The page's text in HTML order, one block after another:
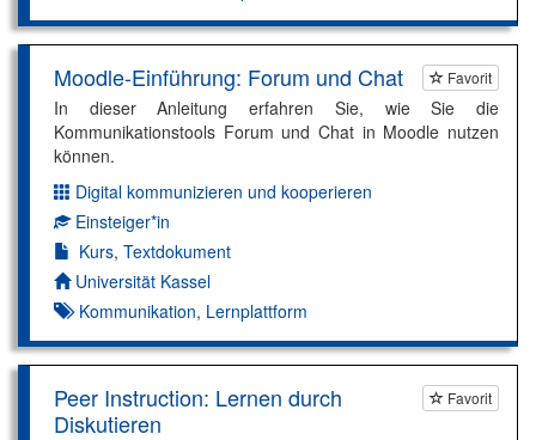
Favorit
Moodle-Einführung: Forum und Chat
In dieser Anleitung erfahren Sie, wie Sie die
Kommunikationstools Forum und Chat in Moodle nutzen
können.
Dimension:
Digital kommunizieren und kooperieren
Kompetenzniveau:
Einsteiger*in
Kurs, Textdokument
Autor*in:
Universität Kassel
Kommunikation, Lernplattform
Favorit
Peer Instruction: Lernen durch
Diskutieren